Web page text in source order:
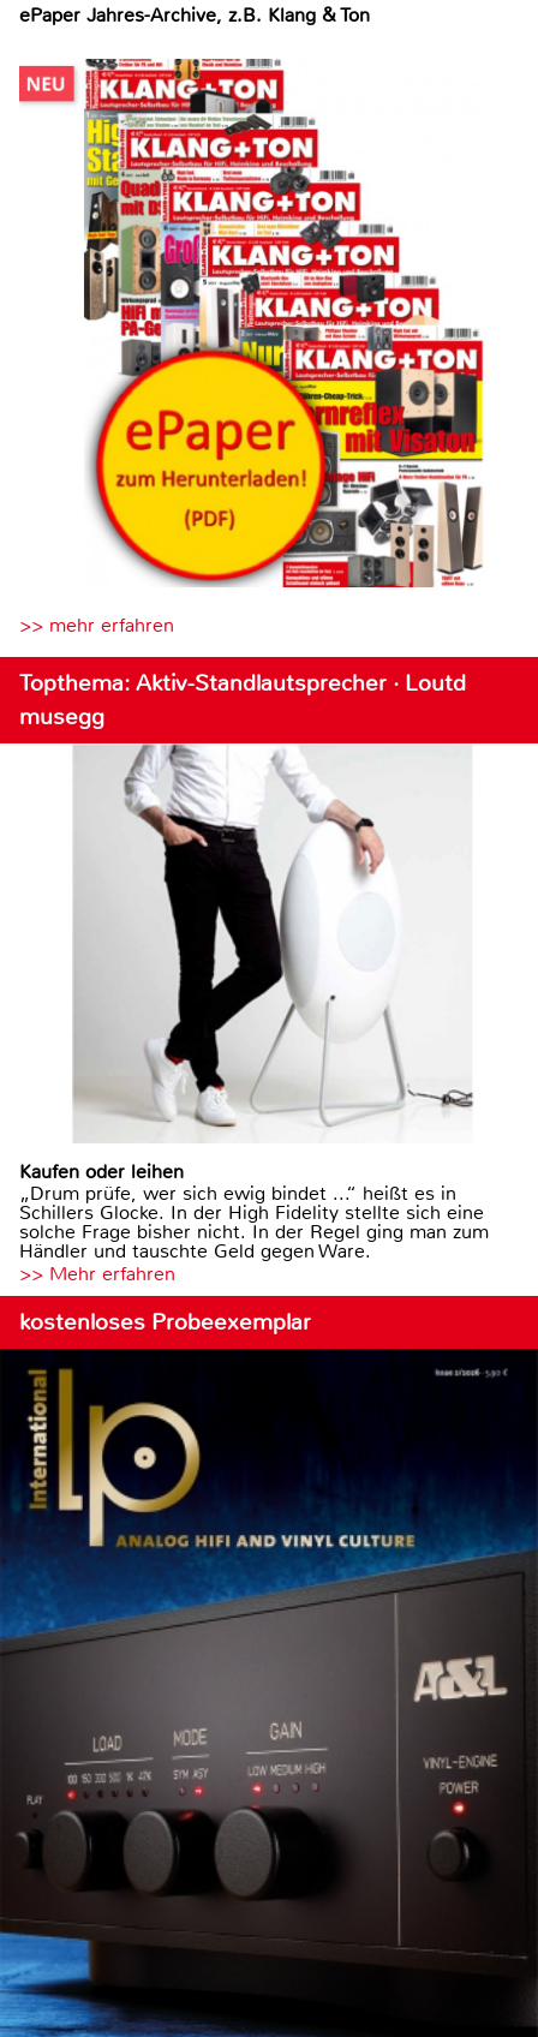
ePaper Jahres-Archive, z.B. Klang & Ton
>> mehr erfahren
Topthema: Aktiv-Standlautsprecher · Loutd
musegg
Kaufen oder leihen
„Drum prüfe, wer sich ewig bindet ...“ heißt es in
Schillers Glocke. In der High Fidelity stellte sich eine
solche Frage bisher nicht. In der Regel ging man zum
Händler und tauschte Geld gegen Ware.
>> Mehr erfahren
kostenloses Probeexemplar